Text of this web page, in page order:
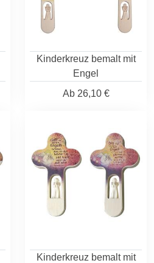
Kinderkreuz bemalt mit
Engel
Ab26,10 €
Kinderkreuz bemalt mit